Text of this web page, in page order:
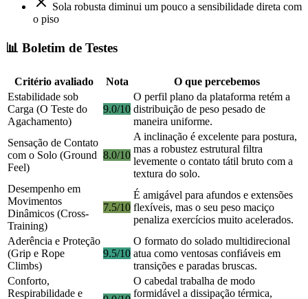
Sola robusta diminui um pouco a sensibilidade direta com
o piso
📊 Boletim de Testes
Critério avaliado Nota
O que percebemos
Estabilidade sob
Carga (O Teste do
Agachamento)
9.0/10
O perfil plano da plataforma retém a
distribuição de peso pesado de
maneira uniforme.
Sensação de Contato
com o Solo (Ground
Feel)
8.0/10
A inclinação é excelente para postura,
mas a robustez estrutural filtra
levemente o contato tátil bruto com a
textura do solo.
Desempenho em
Movimentos
Dinâmicos (Cross-
Training)
7.5/10
É amigável para afundos e extensões
flexíveis, mas o seu peso maciço
penaliza exercícios muito acelerados.
Aderência e Proteção
(Grip e Rope
Climbs)
9.5/10
O formato do solado multidirecional
atua como ventosas confiáveis em
transições e paradas bruscas.
Conforto,
Respirabilidade e
O cabedal trabalha de modo
formidável a dissipação térmica,